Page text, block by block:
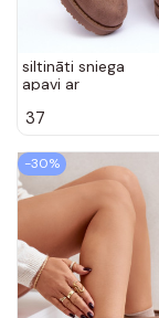
siltināti sniega
apavi ar
smilšu krāsas
37
-30%